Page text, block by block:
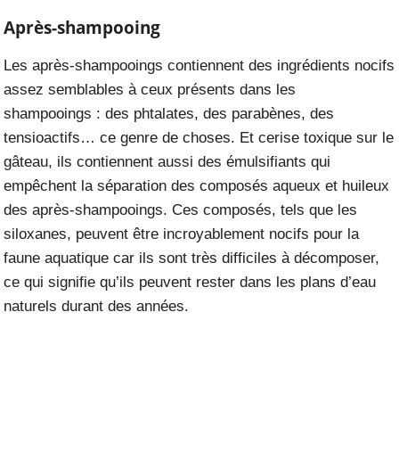
Après-shampooing
Les après-shampooings contiennent des ingrédients nocifs
assez semblables à ceux présents dans les
shampooings : des phtalates, des parabènes, des
tensioactifs… ce genre de choses. Et cerise toxique sur le
gâteau, ils contiennent aussi des émulsifiants qui
empêchent la séparation des composés aqueux et huileux
des après-shampooings. Ces composés, tels que les
siloxanes, peuvent être incroyablement nocifs pour la
faune aquatique car ils sont très difficiles à décomposer,
ce qui signifie qu’ils peuvent rester dans les plans d’eau
naturels durant des années.